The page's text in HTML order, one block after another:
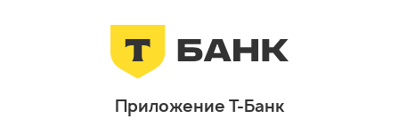
Приложение Т-Банк